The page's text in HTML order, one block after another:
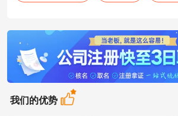
我们的优势